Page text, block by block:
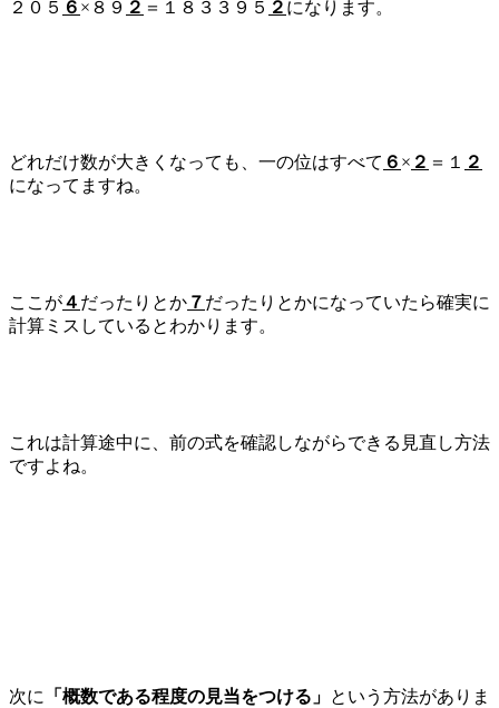
２０５ ６ ×８９ ２ ＝１８３３９５ ２ になります。
どれだけ数が大きくなっても、一の位はすべて ６ × ２ ＝１ ２
になってますね。
ここが４ だったりとか ７ だったりとかになっていたら確実に
計算ミスしているとわかります。
これは計算途中に、前の式を確認しながらできる見直し方法
ですよね。
次に 「概数である程度の見当をつける」 という方法がありま